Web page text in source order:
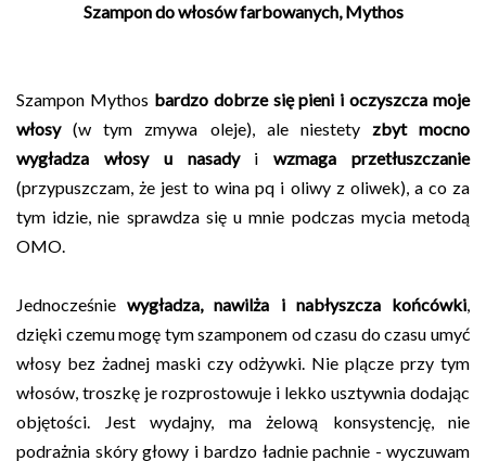
Szampon do włosów farbowanych, Mythos
Szampon Mythos bardzo dobrze się pieni i oczyszcza moje
włosy(w tym zmywa oleje), ale niestety zbyt mocno
wygładza włosy u nasady i wzmaga przetłuszczanie
(przypuszczam, że jest to wina pq i oliwy z oliwek), a co za
tym idzie, nie sprawdza się u mnie podczas mycia metodą
OMO.
Jednocześniewygładza, nawilża i nabłyszcza końcówki,
dzięki czemu mogę tym szamponem od czasu do czasu umyć
włosy bez żadnej maski czy odżywki. Nie plącze przy tym
włosów, troszkę je rozprostowuje i lekko usztywnia dodając
objętości. Jest wydajny, ma żelową konsystencję, nie
podrażnia skóry głowy i bardzo ładnie pachnie - wyczuwam